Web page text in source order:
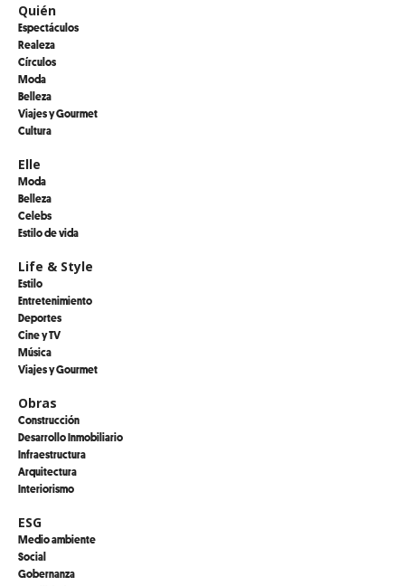
Quién
Espectáculos
Realeza
Círculos
Moda
Belleza
Viajes y Gourmet
Cultura
Elle
Moda
Belleza
Celebs
Estilo de vida
Life & Style
Estilo
Entretenimiento
Deportes
Cine y TV
Música
Viajes y Gourmet
Obras
Construcción
Desarrollo Inmobiliario
Infraestructura
Arquitectura
Interiorismo
ESG
Medio ambiente
Social
Gobernanza